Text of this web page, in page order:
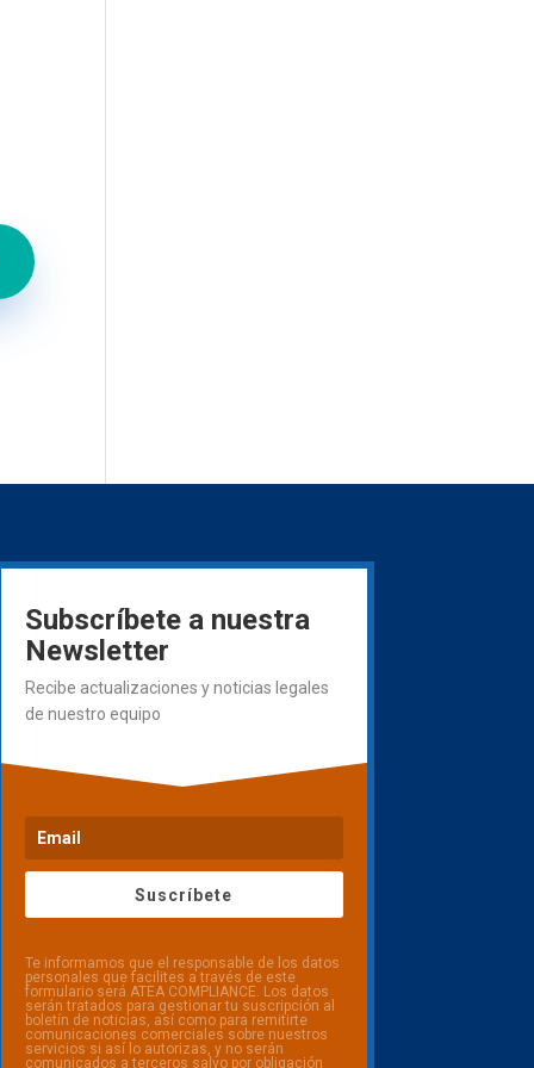
Subscríbete a nuestra
Newsletter
Recibe actualizaciones y noticias legales
de nuestro equipo
Suscríbete
Te informamos que el responsable de los datos
personales que facilites a través de este
formulario será ATEA COMPLIANCE. Los datos
serán tratados para gestionar tu suscripción al
boletín de noticias, así como para remitirte
comunicaciones comerciales sobre nuestros
servicios si así lo autorizas, y no serán
comunicados a terceros salvo por obligación